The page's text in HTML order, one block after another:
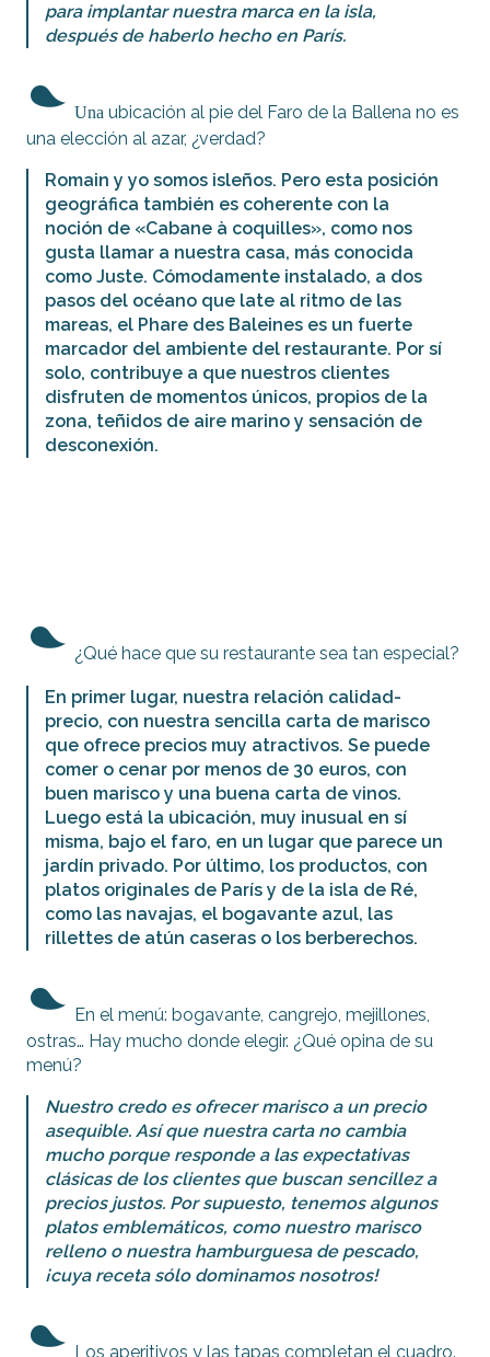
para implantar nuestra marca en la isla,
después de haberlo hecho en París.
Una ubicación al pie del Faro de la Ballena no es
una elección al azar, ¿verdad?
Romain y yo somos isleños. Pero esta posición
geográfica también es coherente con la
noción de «Cabane à coquilles», como nos
gusta llamar a nuestra casa, más conocida
como Juste. Cómodamente instalado, a dos
pasos del océano que late al ritmo de las
mareas, el Phare des Baleines es un fuerte
marcador del ambiente del restaurante. Por sí
solo, contribuye a que nuestros clientes
disfruten de momentos únicos, propios de la
zona, teñidos de aire marino y sensación de
desconexión.
¿Qué hace que su restaurante sea tan especial?
En primer lugar, nuestra relación calidad-
precio, con nuestra sencilla carta de marisco
que ofrece precios muy atractivos. Se puede
comer o cenar por menos de 30 euros, con
buen marisco y una buena carta de vinos.
Luego está la ubicación, muy inusual en sí
misma, bajo el faro, en un lugar que parece un
jardín privado. Por último, los productos, con
platos originales de París y de la isla de Ré,
como las navajas, el bogavante azul, las
rillettes de atún caseras o los berberechos.
En el menú: bogavante, cangrejo, mejillones,
ostras… Hay mucho donde elegir. ¿Qué opina de su
menú?
Nuestro credo es ofrecer marisco a un precio
asequible. Así que nuestra carta no cambia
mucho porque responde a las expectativas
clásicas de los clientes que buscan sencillez a
precios justos. Por supuesto, tenemos algunos
platos emblemáticos, como nuestro marisco
relleno o nuestra hamburguesa de pescado,
¡cuya receta sólo dominamos nosotros!
Los aperitivos y las tapas completan el cuadro.